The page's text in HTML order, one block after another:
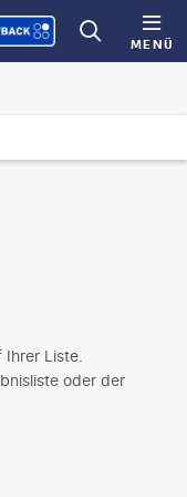
MENÜ
Liste.
oder der